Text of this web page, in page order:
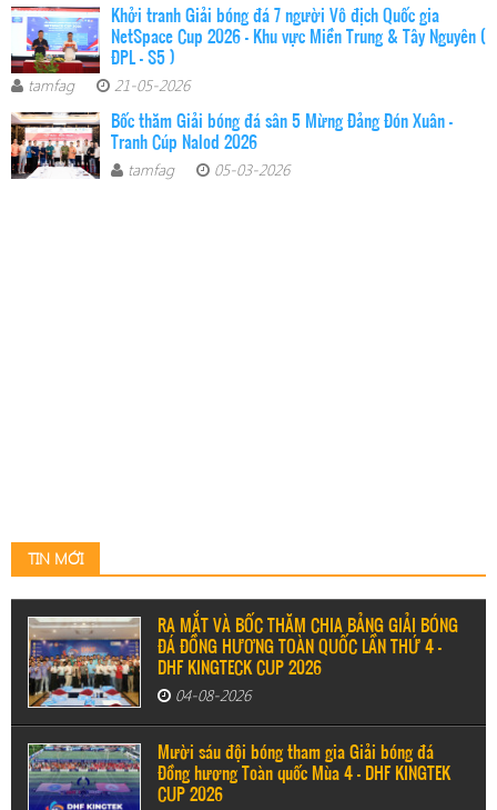
Khởi tranh Giải bóng đá 7 người Vô địch Quốc gia
NetSpace Cup 2026 – Khu vực Miền Trung & Tây Nguyên (
ĐPL - S5 )
tamfag 21-05-2026
Bốc thăm Giải bóng đá sân 5 Mừng Đảng Đón Xuân -
Tranh Cúp Nalod 2026
tamfag 05-03-2026
TIN MỚI
RA MẮT VÀ BỐC THĂM CHIA BẢNG GIẢI BÓNG
ĐÁ ĐỒNG HƯƠNG TOÀN QUỐC LẦN THỨ 4 –
DHF KINGTECK CUP 2026
04-08-2026
Mười sáu đội bóng tham gia Giải bóng đá
Đồng hương Toàn quốc Mùa 4 - DHF KINGTEK
CUP 2026